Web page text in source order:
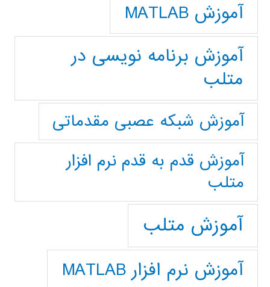
آموزش MATLAB
آموزش برنامه نویسی در
متلب
آموزش شبکه عصبی مقدماتی
آموزش قدم به قدم نرم افزار
متلب
آموزش متلب
آموزش نرم افزار MATLAB